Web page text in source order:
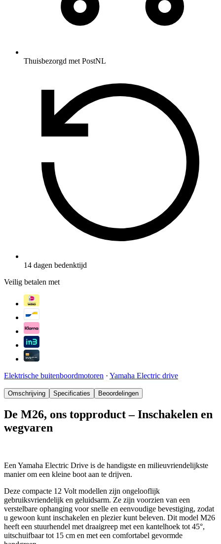
Thuisbezorgd met PostNL
14 dagen bedenktijd
Veilig betalen met
Elektrische buitenboordmotoren · Yamaha Electric drive
Omschrijving Specificaties Beoordelingen
De M26, ons topproduct – Inschakelen en
wegvaren
Een Yamaha Electric Drive is de handigste en milieuvriendelijkste
manier om een kleine boot aan te drijven.
Deze compacte 12 Volt modellen zijn ongelooflijk
gebruiksvriendelijk en geluidsarm. Ze zijn voorzien van een
verstelbare ophanging voor snelle en eenvoudige bevestiging, zodat
u gewoon kunt inschakelen en plezier kunt beleven. Dit model M26
heeft een stuurhendel met draaigreep met een kantelhoek tot 45°,
uitschuifbaar tot 15 cm en met een comfortabel gevormde